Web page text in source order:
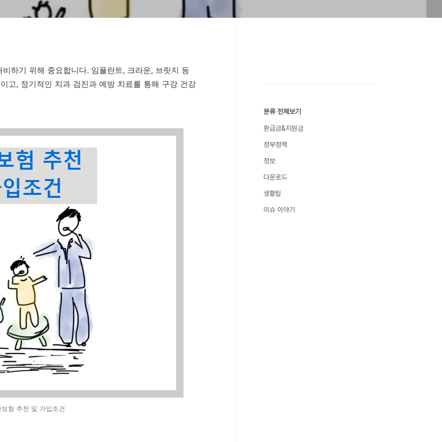
하기 위해 중요합니다. 임플란트, 크라운, 브릿지 등
고, 정기적인 치과 검진과 예방 치료를 통해 구강 건강
험 추천 및 가입조건
분류 전체보기
환급금&지원금
정부정책
정보
다운로드
생활팁
이슈 이야기